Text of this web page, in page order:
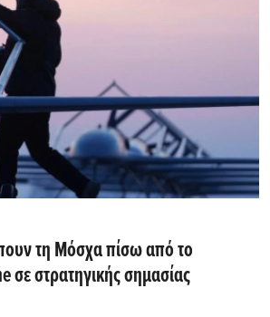
τη Μόσχα πίσω από το
σε στρατηγικής σημασίας